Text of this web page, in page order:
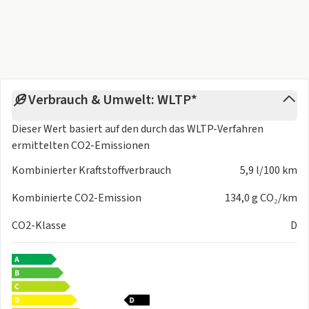
Exterieur:
- Dachreling schwarz
- Seitenscheiben hinten und Heckscheibe abgedunkelt
- LM-Felgen
Sonstiges:
- 3-Punkt-Sicherheitsgurt hinten mitte
- Ambiente-Beleuchtung
- Antriebsart: Frontantrieb
- Audiosystem: Vorbereitung für spätere Freischaltung
Navigationsfunktion Discover Media
Verbrauch & Umwelt: WLTP*
Dieser Wert basiert auf den durch dasWLTP-Verfahren
ermittelten CO2-Emissionen
Kombinierter Kraftstoffverbrauch
5,9 l/100 km
Kombinierte CO2-Emission
134,0 g CO₂/km
CO2-Klasse
D